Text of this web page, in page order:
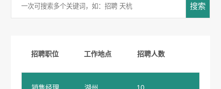
搜索
招聘职位 工作地点 招聘人数